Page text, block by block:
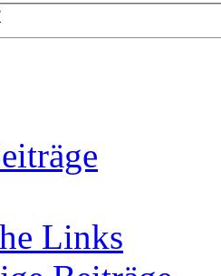
Links